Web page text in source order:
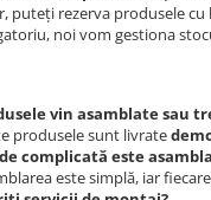
puteți rezerva produsele
noi vom gestiona
vin asamblate sau
produsele sunt livrate
complicată este
este simplă, iar